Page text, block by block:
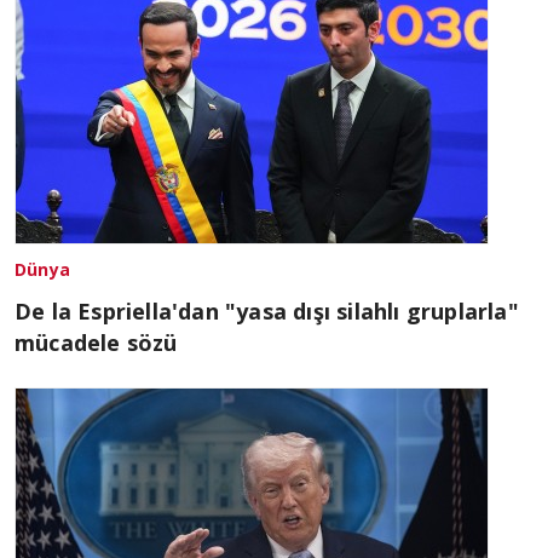
Dünya
De la Espriella'dan "yasa dışı silahlı gruplarla"
mücadele sözü